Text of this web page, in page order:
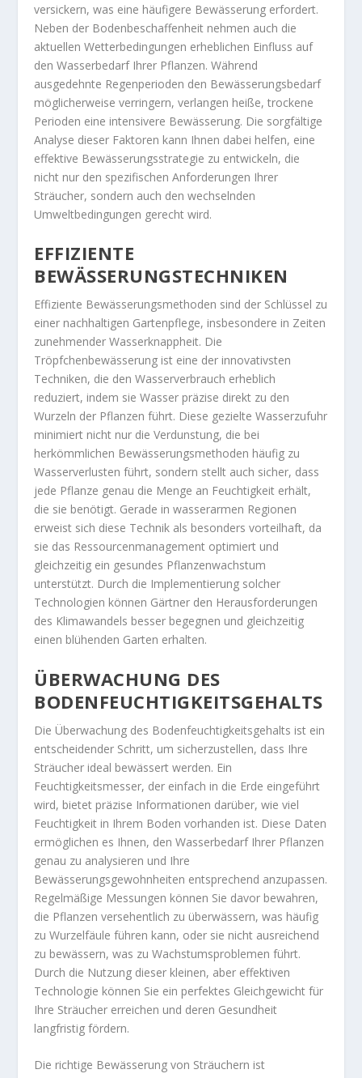
versickern, was eine häufigere Bewässerung erfordert.
Neben der Bodenbeschaffenheit nehmen auch die
aktuellen Wetterbedingungen erheblichen Einfluss auf
den Wasserbedarf Ihrer Pflanzen. Während
ausgedehnte Regenperioden den Bewässerungsbedarf
möglicherweise verringern, verlangen heiße, trockene
Perioden eine intensivere Bewässerung. Die sorgfältige
Analyse dieser Faktoren kann Ihnen dabei helfen, eine
effektive Bewässerungsstrategie zu entwickeln, die
nicht nur den spezifischen Anforderungen Ihrer
Sträucher, sondern auch den wechselnden
Umweltbedingungen gerecht wird.
EFFIZIENTE
BEWÄSSERUNGSTECHNIKEN
Effiziente Bewässerungsmethoden sind der Schlüssel zu
einer nachhaltigen Gartenpflege, insbesondere in Zeiten
zunehmender Wasserknappheit. Die
Tröpfchenbewässerung ist eine der innovativsten
Techniken, die den Wasserverbrauch erheblich
reduziert, indem sie Wasser präzise direkt zu den
Wurzeln der Pflanzen führt. Diese gezielte Wasserzufuhr
minimiert nicht nur die Verdunstung, die bei
herkömmlichen Bewässerungsmethoden häufig zu
Wasserverlusten führt, sondern stellt auch sicher, dass
jede Pflanze genau die Menge an Feuchtigkeit erhält,
die sie benötigt. Gerade in wasserarmen Regionen
erweist sich diese Technik als besonders vorteilhaft, da
sie das Ressourcenmanagement optimiert und
gleichzeitig ein gesundes Pflanzenwachstum
unterstützt. Durch die Implementierung solcher
Technologien können Gärtner den Herausforderungen
des Klimawandels besser begegnen und gleichzeitig
einen blühenden Garten erhalten.
ÜBERWACHUNG DES
BODENFEUCHTIGKEITSGEHALTS
Die Überwachung des Bodenfeuchtigkeitsgehalts ist ein
entscheidender Schritt, um sicherzustellen, dass Ihre
Sträucher ideal bewässert werden. Ein
Feuchtigkeitsmesser, der einfach in die Erde eingeführt
wird, bietet präzise Informationen darüber, wie viel
Feuchtigkeit in Ihrem Boden vorhanden ist. Diese Daten
ermöglichen es Ihnen, den Wasserbedarf Ihrer Pflanzen
genau zu analysieren und Ihre
Bewässerungsgewohnheiten entsprechend anzupassen.
Regelmäßige Messungen können Sie davor bewahren,
die Pflanzen versehentlich zu überwässern, was häufig
zu Wurzelfäule führen kann, oder sie nicht ausreichend
zu bewässern, was zu Wachstumsproblemen führt.
Durch die Nutzung dieser kleinen, aber effektiven
Technologie können Sie ein perfektes Gleichgewicht für
Ihre Sträucher erreichen und deren Gesundheit
langfristig fördern.
Die richtige Bewässerung von Sträuchern ist